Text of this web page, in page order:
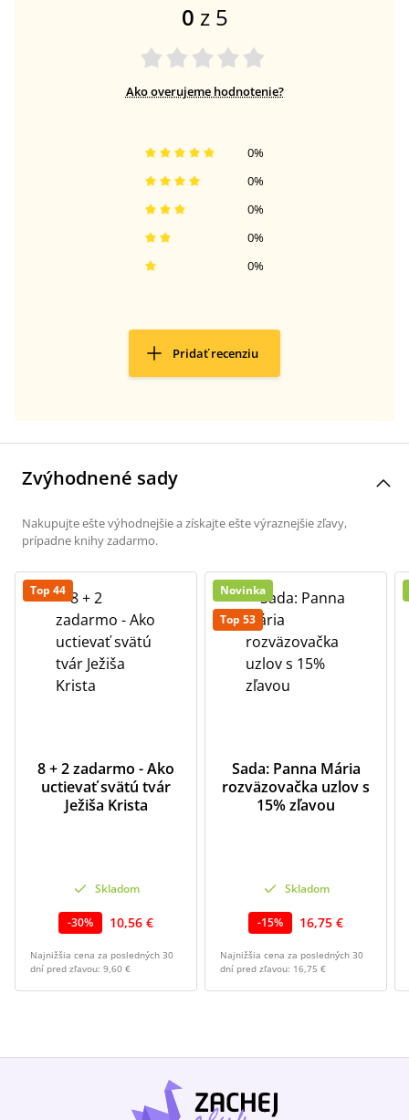
0 z 5
Ako overujeme hodnotenie?
0%
0%
0%
0%
0%
Pridať recenziu
Zvýhodnené sady
Nakupujte ešte výhodnejšie a získajte ešte výraznejšie zľavy,
prípadne knihy zadarmo.
Top 44
8 + 2 zadarmo - Ako
uctievať svätú tvár
Ježiša Krista
Skladom
-30% 10,56 €
Najnižšia cena za posledných 30
dní pred zľavou: 9,60 €
Novinka
Top 53
Sada: Panna Mária
rozväzovačka uzlov s
15% zľavou
Skladom
-15% 16,75 €
Najnižšia cena za posledných 30
dní pred zľavou: 16,75 €